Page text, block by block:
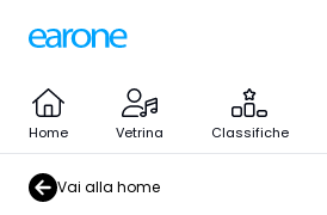
Home Vetrina Classifiche
Vai alla home